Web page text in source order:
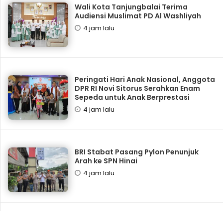
Wali Kota Tanjungbalai Terima
Audiensi Muslimat PD Al Washliyah
4 jam lalu
Peringati Hari Anak Nasional, Anggota
DPR RI Novi Sitorus Serahkan Enam
Sepeda untuk Anak Berprestasi
4 jam lalu
BRI Stabat Pasang Pylon Penunjuk
Arah ke SPN Hinai
4 jam lalu